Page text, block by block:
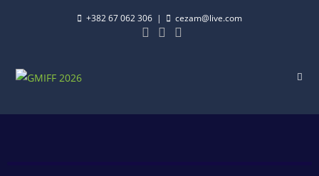
+382 67 062 306 | cezam@live.com